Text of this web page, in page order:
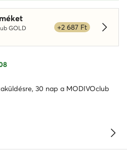
GOLD
+2 687 Ft
30 nap a MODIVOclub